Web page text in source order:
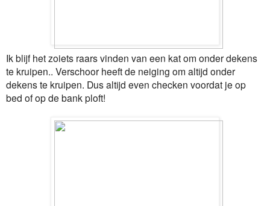
Ik blijf het zoiets raars vinden van een kat om onder dekens
te kruipen.. Verschoor heeft de neiging om altijd onder
dekens te kruipen. Dus altijd even checken voordat je op
bed of op de bank ploft!